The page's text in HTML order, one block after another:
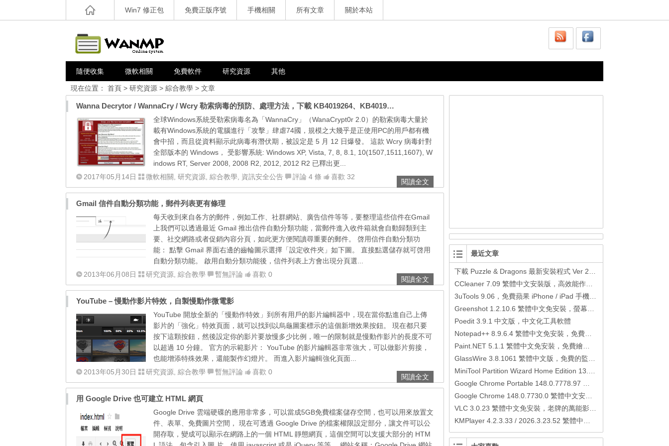
Win7 修正包 免費正版序號 手機相關 所有文章 關於本站
隨便收集 微軟相關 免費軟件 研究資源 其他
現在位置： 首頁 > 研究資源 > 綜合教學 > 文章
Wanna Decrytor / WannaCry / Wcry 勒索病毒的預防、處理方法，下載 KB4019264、KB4019215、KB4012598 修正檔
全球Windows系統受勒索病毒名為「WannaCry」（WanaCrypt0r 2.0）的勒索病毒大量於
載有Windows系統的電腦進行「攻擊」肆虐74國，規模之大幾乎是正使用PC的用戶都有機
會中招，而且從資料顯示此病毒有潛伏期，被設定是 5 月 12 日爆發。 這款 Wcry 病毒針對
全部版本的 Windows， 受影響系統: Windows XP, Vista, 7, 8, 8.1, 10(1507,1511,1607), W
indows RT, Server 2008, 2008 R2, 2012, 2012 R2 已釋出更...
2017年05月14日
微軟相關 研究資源 綜合教學 資訊安全公告 評論 4 條 喜歡 32
閱讀全文
Gmail 信件自動分類功能，郵件列表更有條理
每天收到來自各方的郵件，例如工作、社群網站、廣告信件等等，要整理這些信件在Gmail
上我們可以透過最近 Gmail 推出信件自動分類功能，當郵件進入收件箱就會自動歸類到主
要、社交網路或者促銷內容分頁，如此更方便閱讀尋重要的郵件。 啓用信件自動分類功
能： 點擊 Gmail 界面右邊的齒輪圖示選擇「設定收件夾」如下圖。 直接點選儲存就可啓用
自動分類功能。 啟用自動分類功能後，信件列表上方會出現分頁選...
2013年06月08日
研究資源 綜合教學 暫無評論 喜歡 0
閱讀全文
YouTube – 慢動作影片特效，自製慢動作微電影
YouTube 開放全新的「慢動作特效」到所有用戶的影片編輯器中，現在當你點進自己上傳
影片的「強化」特效頁面，就可以找到以烏龜圖案標示的這個新增效果按鈕。 現在都只要
按下這顆按鈕，然後設定你的影片要放慢多少比例，唯一的限制就是慢動作影片的長度不可
以超過 10 分鐘。 官方的示範影片： YouTube 的影片編輯器非常強大，可以做影片剪接，
也能增添特殊效果，還能製作幻燈片。 而進入影片編輯強化頁面...
2013年05月30日
研究資源 綜合教學 暫無評論 喜歡 0
閱讀全文
用 Google Drive 也可建立 HTML 網頁
Google Drive 雲端硬碟的應用非常多，可以當成5GB免費檔案儲存空間，也可以用來放置文
件、表單、免費圖片空間， 現在可透過 Google Drive 的檔案權限設定部分，讓文件可以公
開存取，變成可以顯示在網路上的一個 HTML 靜態網頁，這個空間可以支援大部分的 HTM
最近文章
Poedit 3.9.1 中文版，中文化工具軟體